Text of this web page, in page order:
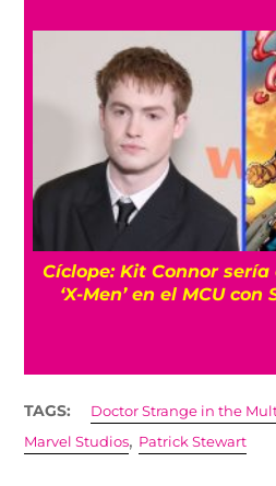
Cíclope: Kit Connor
‘X-Men’ en el MCU
TAGS: Doctor Strange in the
Marvel Studios, Patrick Stewart